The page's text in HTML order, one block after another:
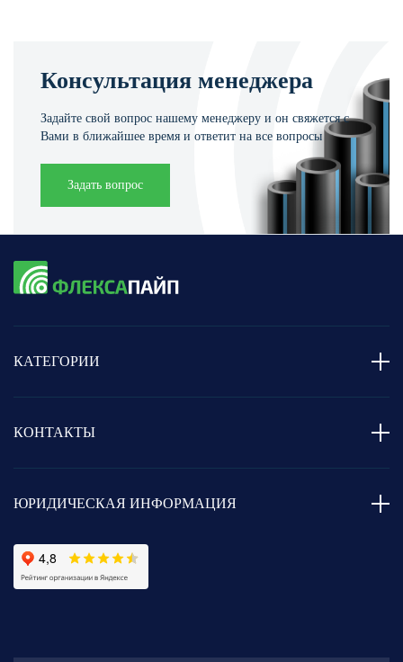
Консультация менеджера
Задайте свой вопрос нашему менеджеру и он свяжется с
Вами в ближайшее время и ответит на все вопросы
Задать вопрос
КОНТАКТЫ
КАТЕГОРИИ
ЮРИДИЧЕСКАЯ ИНФОРМАЦИЯ